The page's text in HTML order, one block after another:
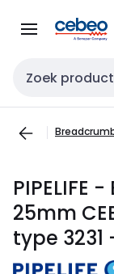
naar
naar
Zoekveld invoer
PIPELIFE -
25mm
type 3231